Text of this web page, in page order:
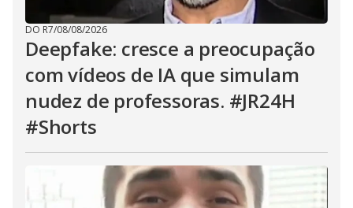
DO R7/08/08/2026
Deepfake: cresce a preocupação
com vídeos de IA que simulam
nudez de professoras. #JR24H
#Shorts